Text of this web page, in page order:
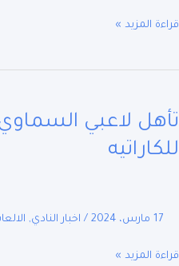
المزيد »
لاعبي السماوي
/اخبار النادي,الالعاب
المزيد »